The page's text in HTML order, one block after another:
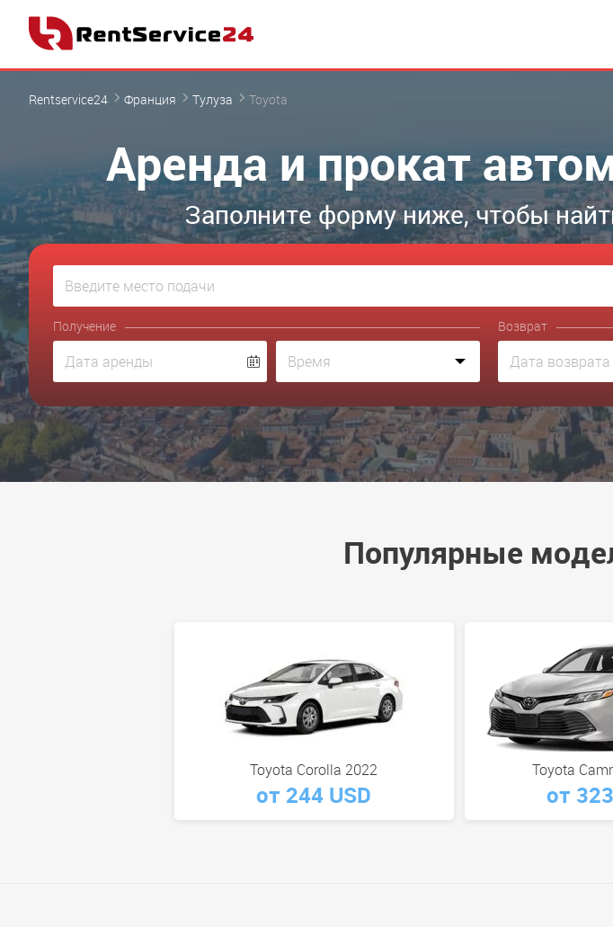
Rentservice24 Франция Тулуза Toyota
Аренда и прокат
Заполните форму ниже, чтобы
Получение Возврат
Популярные
Toyota Corolla 2022
от 244 USD
Toyota
от